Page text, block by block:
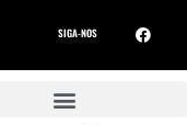
SIGA-NOS